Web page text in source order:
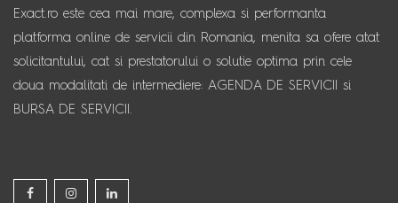
Exact.ro este cea mai mare, complexa si performanta
platforma online de servicii din Romania, menita sa ofere atat
solicitantului, cat si prestatorului o solutie optima prin cele
doua modalitati de intermediere: AGENDA DE SERVICII si
BURSA DE SERVICII.